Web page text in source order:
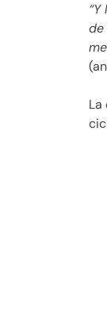
de
La